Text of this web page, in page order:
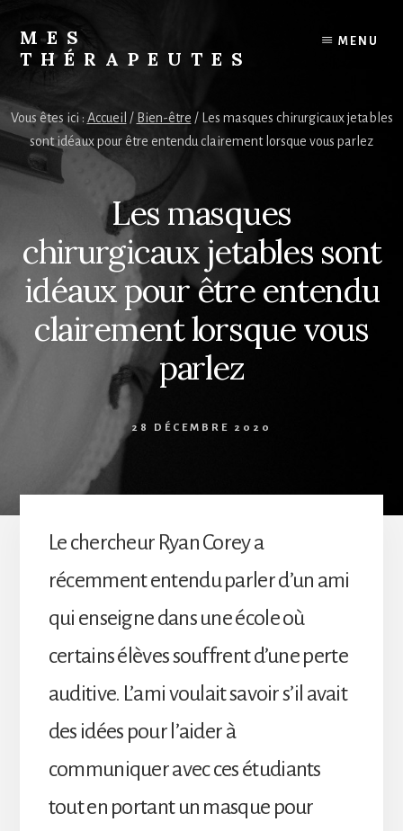
content
MES
THÉRAPEUTES
votre
thérapeute
MENU
Vous êtes ici : Accueil / Bien-être /Les masques chirurgicaux jetables
sont idéaux pour être entendu clairement lorsque vous parlez
Les masques
chirurgicaux jetables sont
idéaux pour être entendu
clairement lorsque vous
parlez
28 DÉCEMBRE 2020
Le chercheur Ryan Corey a
récemment entendu parler d’un ami
qui enseigne dans une école où
certains élèves souffrent d’une perte
auditive. L’ami voulait savoir s’il avait
des idées pour l’aider à
communiquer avec ces étudiants
tout en portant un masque pour